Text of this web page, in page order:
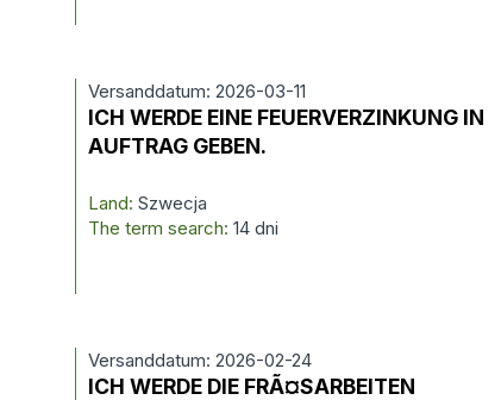
Versanddatum: 2026-03-11
ICH WERDE EINE FEUERVERZINKUNG IN
AUFTRAG GEBEN.
Land: Szwecja
The term search: 14 dni
Versanddatum: 2026-02-24
ICH WERDE DIE FRÃ¤SARBEITEN